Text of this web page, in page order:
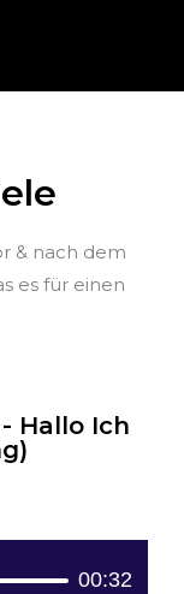
& nach dem
es für einen
Hallo Ich
00:32